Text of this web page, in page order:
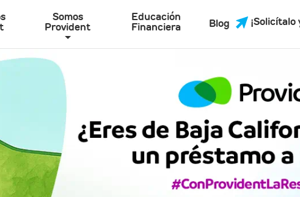
Somos
Provident
Educación
Financiera
Blog ¡Solicítalo